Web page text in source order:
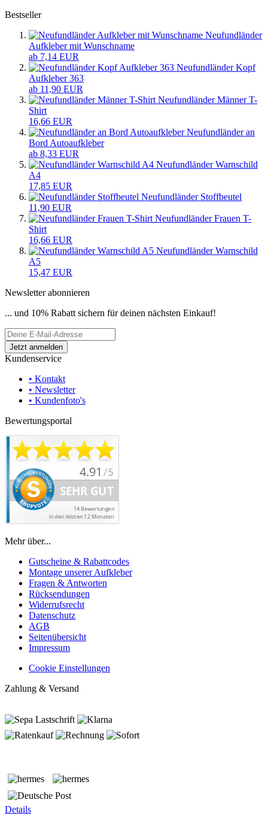
Bestseller
Neufundländer
Aufkleber mit Wunschname
ab 7,14 EUR
Neufundländer Kopf
Aufkleber 363
ab 11,90 EUR
Neufundländer Männer T-
Shirt
16,66 EUR
Neufundländer an
Bord Autoaufkleber
ab 8,33 EUR
Neufundländer Warnschild
A4
17,85 EUR
Neufundländer Stoffbeutel
11,90 EUR
Neufundländer Frauen T-
Shirt
16,66 EUR
Neufundländer Warnschild
A5
15,47 EUR
Newsletter abonnieren
... und 10% Rabatt sichern für deinen nächsten Einkauf!
Kundenservice
• Kontakt
• Newsletter
• Kundenfoto's
Bewertungsportal
Mehr über...
Gutscheine & Rabattcodes
Montage unserer Aufkleber
Fragen & Antworten
Rücksendungen
Widerrufsrecht
Datenschutz
AGB
Seitenübersicht
Impressum
Cookie Einstellungen
Zahlung & Versand
Details